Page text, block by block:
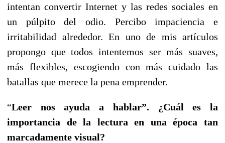
intentan convertir Internet y las redes sociales en
un púlpito del odio. Percibo impaciencia e
irritabilidad alrededor. En uno de mis artículos
propongo que todos intentemos ser más suaves,
más flexibles, escogiendo con más cuidado las
batallas que merece la pena emprender.
“Leer nos ayuda a hablar”. ¿Cuál es la
importancia de la lectura en una época tan
marcadamente visual?